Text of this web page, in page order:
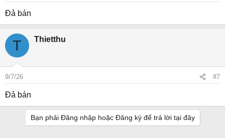
Đả bán
T Thietthu
9/7/26 #7
Đả bán
Bạn phải Đăng nhập hoặc Đăng ký để trả lời tại đây